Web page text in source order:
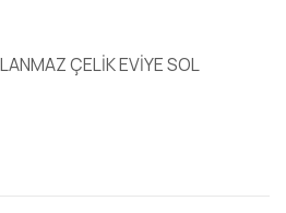
ÇELİK EVİYE SOL